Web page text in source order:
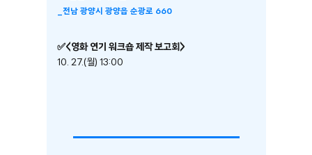
전남 광양시 광양읍 순광로 660
✅<영화 연기 워크숍 제작 보고회>
10. 27.(월) 13:00